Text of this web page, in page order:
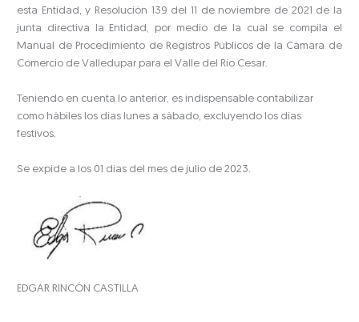
esta Entidad, y Resolución 139 del 11 de noviembre de 2021 de la
junta directiva la Entidad, por medio de la cual se compila el
Manual de Procedimiento de Registros Públicos de la Cámara de
Comercio de Valledupar para el Valle del Río Cesar.
Teniendo en cuenta lo anterior, es indispensable contabilizar
como hábiles los días lunes a sábado, excluyendo los días
festivos.
Se expide a los 01 días del mes de julio de 2023.
EDGAR RINCÓN CASTILLA